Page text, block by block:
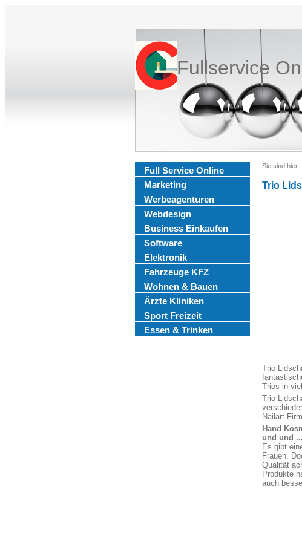
Fullservice
Full Service Online
Marketing
Werbeagenturen
Webdesign
Business Einkaufen
Software
Elektronik
Fahrzeuge KFZ
Wohnen & Bauen
Ärzte Kliniken
Sport Freizeit
Essen & Trinken
Sie sind hier :
Trio
Trio
Trios in
Trio
Nailart
Hand
und und ...
Es gibt
Frauen.
Qualität
Produkte
auch